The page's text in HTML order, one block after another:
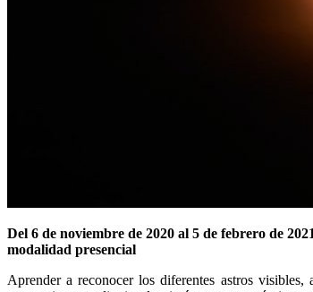
Del 6 de noviembre de 2020 al 5 de febrero de
modalidad presencial
Aprender a reconocer los diferentes astros